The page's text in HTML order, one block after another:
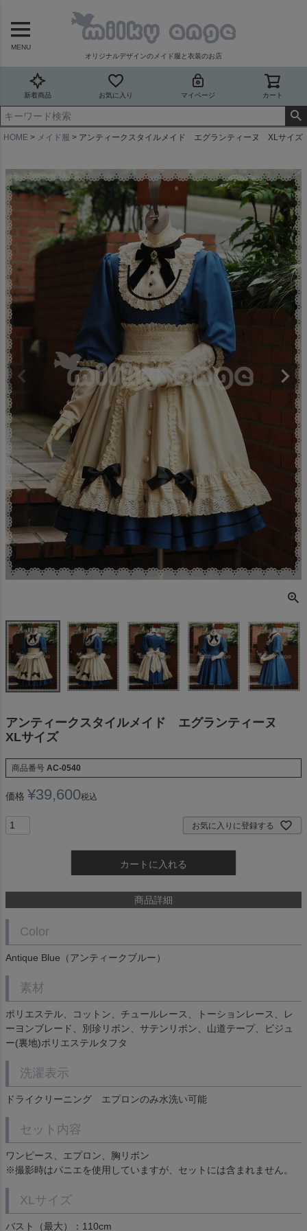
MENU
オリジナルデザインのメイド服と衣装のお店
新着商品 お気に入り マイページ カート
HOME メイド服 アンティークスタイルメイド エグランティーヌ XLサイズ
アンティークスタイルメイド エグランティーヌ
XLサイズ
商品番号 AC-0540
価格 ¥39,600税込
お気に入りに登録する
カートに入れる
商品詳細
Color
Antique Blue（アンティークブルー）
素材
ポリエステル、コットン、チュールレース、トーションレース、レ
ーヨンブレード、別珍リボン、サテンリボン、山道テープ、ビジュ
ー(裏地)ポリエステルタフタ
洗濯表示
ドライクリーニング エプロンのみ水洗い可能
セット内容
ワンピース、エプロン、胸リボン
※撮影時はパニエを使用していますが、セットには含まれません。
XLサイズ
バスト（最大）：110cm